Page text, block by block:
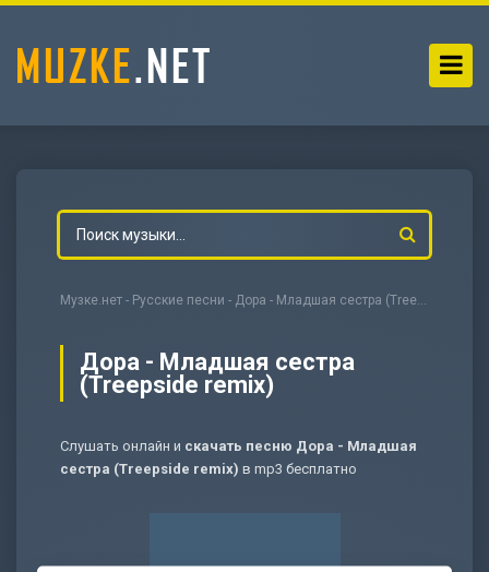
Музке.нет - Русские песни - Дора - Младшая сестра (Treepside remix)
Дора - Младшая сестра
(Treepside remix)
Слушать онлайн и скачать песню Дора - Младшая
сестра (Treepside remix) в mp3 бесплатно